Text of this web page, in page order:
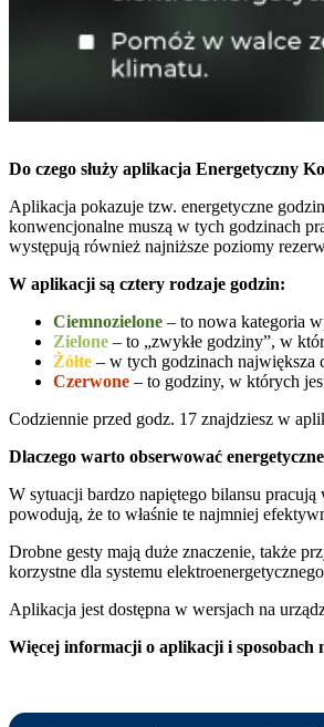
Do czego służy aplikacja Energetyczny
Aplikacja pokazuje tzw. energetyczne
konwencjonalne muszą w tych godzinach
występują również najniższe poziomy
W aplikacji są cztery rodzaje godzin:
Ciemnozielone – to nowa kategoria
Zielone – to „zwykłe godziny”, w
Żółte – w tych godzinach największa
Czerwone – to godziny, w których
Codziennie przed godz. 17 znajdziesz w
Dlaczego warto obserwować
W sytuacji bardzo napiętego bilansu
powodują, że to właśnie te najmniej
Drobne gesty mają duże znaczenie, także
korzystne dla systemu
Aplikacja jest dostępna w wersjach na
Więcej informacji o aplikacji i sposobach